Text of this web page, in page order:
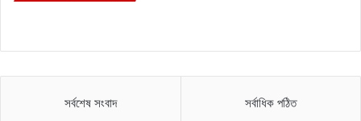
সর্বশেষ সংবাদ সর্বাধিক পঠিত